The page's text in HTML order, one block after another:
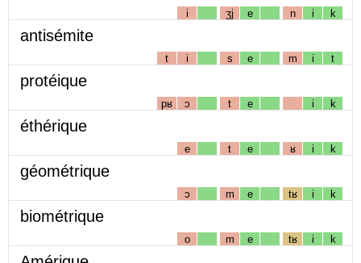
i ʒj e n i k
antisémite
t i s e m i t
protéique
pʁ ɔ t e i k
éthérique
e t e ʁ i k
géométrique
ɔ m e tʁ i k
biométrique
o m e tʁ i k